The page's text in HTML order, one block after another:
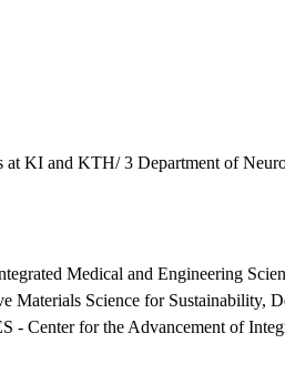
KI and KTH/ 3 Department of
Medical and Engineering
Science for Sustainability,
- Center for the Advancement of